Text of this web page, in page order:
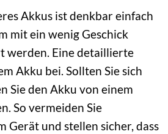
Akkus ist denkbar einfach
mit ein wenig Geschick
werden. Eine detaillierte
Akku bei. Sollten Sie sich
Sie den Akku von einem
So vermeiden Sie
Gerät und stellen sicher, dass